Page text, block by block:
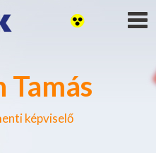
Tamás
képviselő